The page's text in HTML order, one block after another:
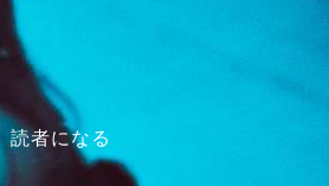
読者になる